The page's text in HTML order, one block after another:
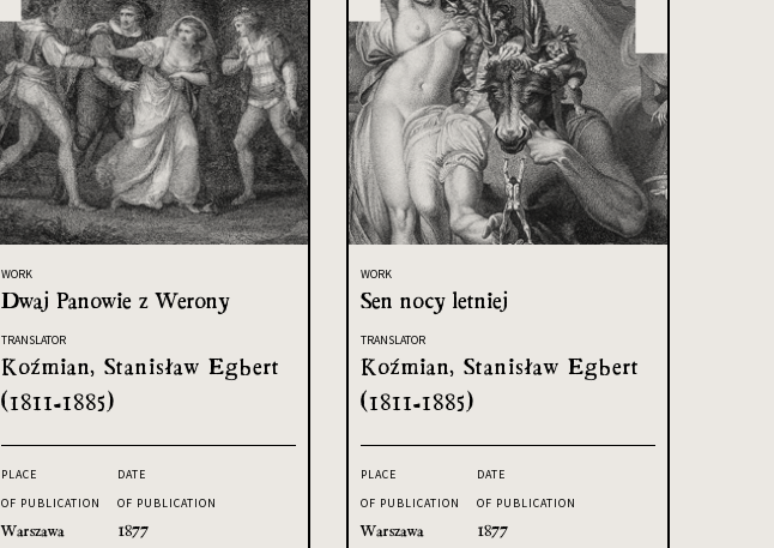
WORK
Dwaj Panowie z Werony
TRANSLATOR
Koźmian, Stanisław Egbert
(1811-1885)
PLACE
OF PUBLICATION
Warszawa
DATE
OF PUBLICATION
1877
WORK
Sen nocy letniej
TRANSLATOR
Koźmian, Stanisław Egbert
(1811-1885)
PLACE
OF PUBLICATION
Warszawa
DATE
OF PUBLICATION
1877